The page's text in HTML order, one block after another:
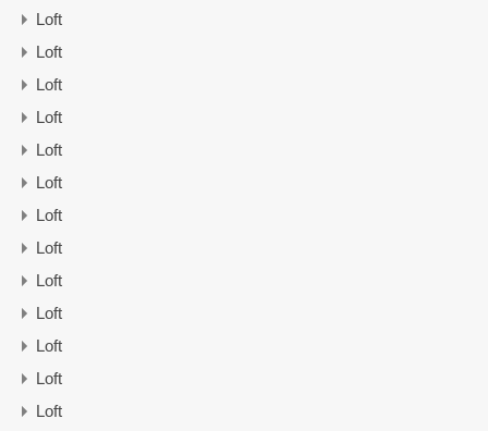
Loft
Loft
Loft
Loft
Loft
Loft
Loft
Loft
Loft
Loft
Loft
Loft
Loft